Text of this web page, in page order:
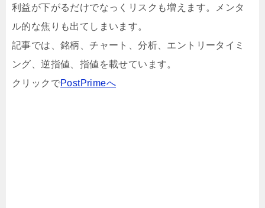
利益が下がるだけでなっくリスクも増えます。メンタ
ル的な焦りも出てしまいます。
記事では、銘柄、チャート、分析、エントリータイミ
ング、逆指値、指値を載せています。
クリックでPostPrimeへ